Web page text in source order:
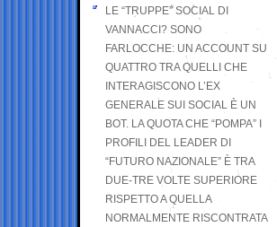
LE “TRUPPE” SOCIAL DI
VANNACCI? SONO
FARLOCCHE: UN ACCOUNT SU
QUATTRO TRA QUELLI CHE
INTERAGISCONO L’EX
GENERALE SUI SOCIAL È UN
BOT. LA QUOTA CHE “POMPA” I
PROFILI DEL LEADER DI
“FUTURO NAZIONALE” È TRA
DUE-TRE VOLTE SUPERIORE
RISPETTO A QUELLA
NORMALMENTE RISCONTRATA